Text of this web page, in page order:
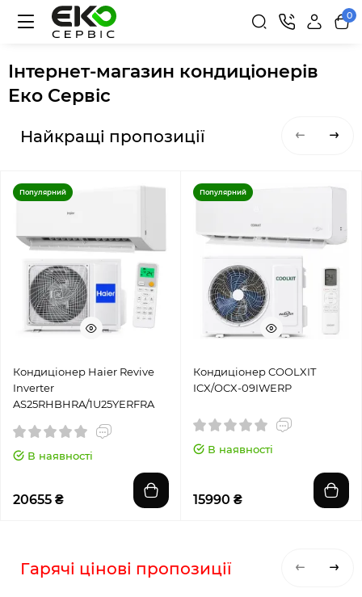
0
Інтернет-магазин кондиціонерів
Еко Сервіс
Найкращі пропозиції
Популярний
Кондиціонер Haier Revive
Inverter
AS25RHBHRA/1U25YERFRA
В наявності
20655 ₴
Популярний
Кондиціонер COOLXIT
ICX/OCX-09IWERP
В наявності
15990 ₴
Гарячі цінові пропозиції